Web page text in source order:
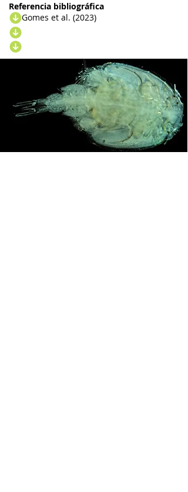
Referencia bibliográfica
Gomes et al. (2023)